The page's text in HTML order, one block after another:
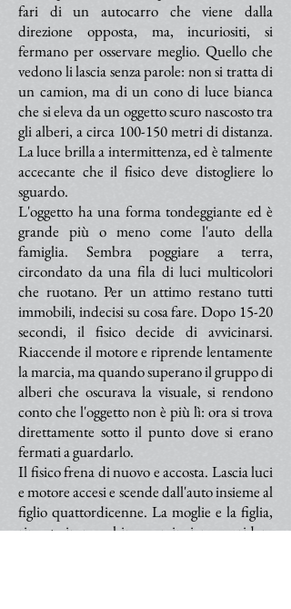
fari di un autocarro che viene dalla
direzione opposta, ma, incuriositi, si
fermano per osservare meglio. Quello che
vedono li lascia senza parole: non si tratta di
un camion, ma di un cono di luce bianca
che si eleva da un oggetto scuro nascosto tra
gli alberi, a circa 100-150 metri di distanza.
La luce brilla a intermittenza, ed è talmente
accecante che il fisico deve distogliere lo
sguardo.
L'oggetto ha una forma tondeggiante ed è
grande più o meno come l'auto della
famiglia. Sembra poggiare a terra,
circondato da una fila di luci multicolori
che ruotano. Per un attimo restano tutti
immobili, indecisi su cosa fare. Dopo 15-20
secondi, il fisico decide di avvicinarsi.
Riaccende il motore e riprende lentamente
la marcia, ma quando superano il gruppo di
alberi che oscurava la visuale, si rendono
conto che l'oggetto non è più lì: ora si trova
direttamente sotto il punto dove si erano
fermati a guardarlo.
Il fisico frena di nuovo e accosta. Lascia luci
e motore accesi e scende dall'auto insieme al
figlio quattordicenne. La moglie e la figlia,
rimaste in macchina, cominciano a gridare